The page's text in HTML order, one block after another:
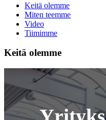
Keitä olemme
Miten teemme
Video
Tiimimme
Keitä olemme